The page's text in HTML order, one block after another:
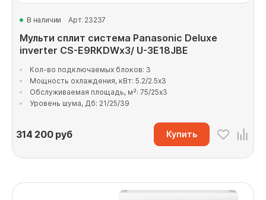
В наличии Арт. 23237
Мульти сплит система Panasonic Deluxe
inverter CS-E9RKDWx3/ U-3E18JBE
Кол-во подключаемых блоков: 3
Мощность охлаждения, кВт: 5.2/2.5x3
Обслуживаемая площадь, м²: 75/25x3
Уровень шума, Дб: 21/25/39
314 200руб Купить